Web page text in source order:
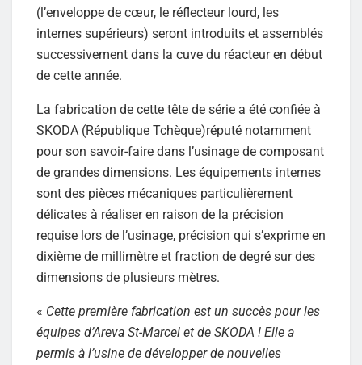
(l’enveloppe de cœur, le réflecteur lourd, les
internes supérieurs) seront introduits et assemblés
successivement dans la cuve du réacteur en début
de cette année.
La fabrication de cette tête de série a été confiée à
SKODA (République Tchèque)réputé notamment
pour son savoir-faire dans l’usinage de composant
de grandes dimensions. Les équipements internes
sont des pièces mécaniques particulièrement
délicates à réaliser en raison de la précision
requise lors de l’usinage, précision qui s’exprime en
dixième de millimètre et fraction de degré sur des
dimensions de plusieurs mètres.
« Cette première fabrication est un succès pour les
équipes d’Areva St-Marcel et de SKODA ! Elle a
permis à l’usine de développer de nouvelles